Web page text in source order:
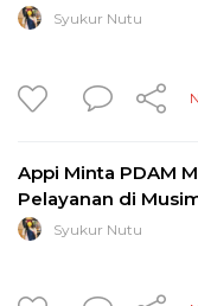
Syukur Nutu
Appi Minta PDAM
Pelayanan di
Syukur Nutu